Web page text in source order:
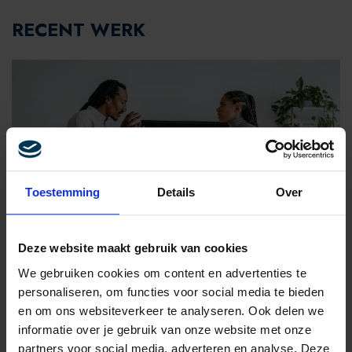
Toestemming Details Over
Deze website maakt gebruik van cookies
We gebruiken cookies om content en advertenties te
personaliseren, om functies voor social media te bieden
en om ons websiteverkeer te analyseren. Ook delen we
informatie over je gebruik van onze website met onze
partners voor social media, adverteren en analyse. Deze
RECENT WERK
STA OP EN TOON LEIDERSCHAP: TIPS
VOOR CRISISCOMMUNICATIE